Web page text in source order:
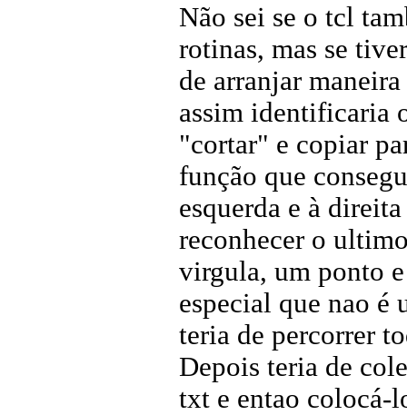
Não sei se o tcl
rotinas, mas se
de arranjar
assim identificaria
"cortar" e copiar
função que
esquerda e à
reconhecer o
virgula, um ponto
especial que nao é
teria de percorrer
Depois teria de
txt e entao colocá-